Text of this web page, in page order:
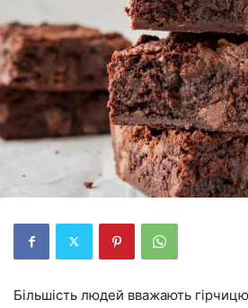
Більшість людей вважають